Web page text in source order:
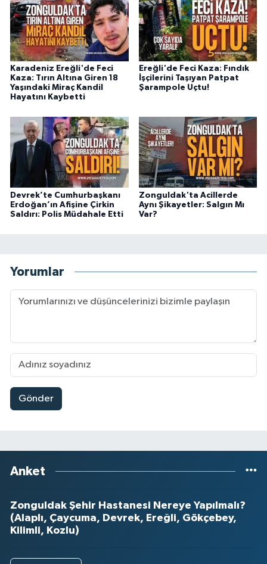
Karadeniz Ereğli'de Feci
Kaza: Tırın Altına Giren 18
Yaşındaki Miraç Kandil
Hayatını Kaybetti
Ereğli'de Feci Kaza: Fındık
İşçilerini Taşıyan Patpat
Şarampole Uçtu!
Devrek’te Cumhurbaşkanı
Erdoğan’ın Afişine Çirkin
Saldırı: Polis Müdahale Etti
Zonguldak'ta Acillerde
Aynı Şikayetler: Salgın Mı
Var?
Yorumlar
Gönder
Anket
Zonguldak Şehir Hastanesi Nereye Yapılmalı?
(Alaplı, Çaycuma, Devrek, Ereğli, Gökçebey,
Kilimli, Kozlu)